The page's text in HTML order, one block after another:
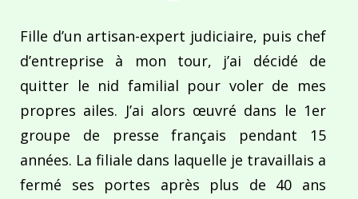
Fille d’un artisan-expert judiciaire, puis chef
d’entreprise à mon tour, j’ai décidé de
quitter le nid familial pour voler de mes
propres ailes. J’ai alors œuvré dans le 1er
groupe de presse français pendant 15
années. La filiale dans laquelle je travaillais a
fermé ses portes après plus de 40 ans